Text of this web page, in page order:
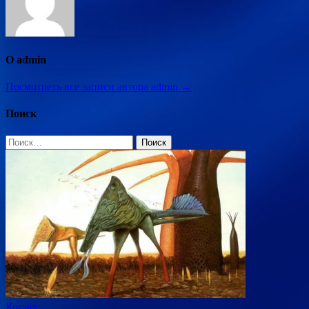
О admin
Посмотреть все записи автора admin →
Поиск
Найти:
Космос